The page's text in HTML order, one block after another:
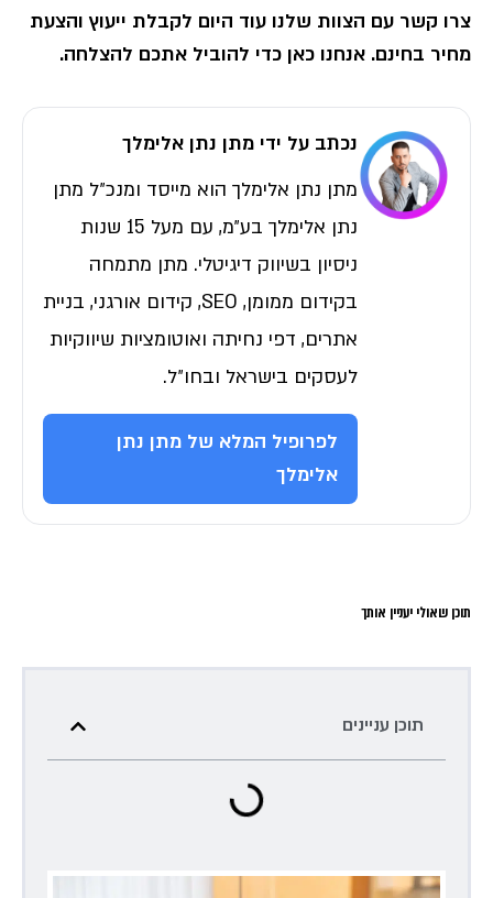
צרו קשר עם הצוות שלנו עוד היום לקבלת ייעוץ והצעת
מחיר בחינם. אנחנו כאן כדי להוביל אתכם להצלחה.
נכתב על ידי מתן נתן אלימלך
מתן נתן אלימלך הוא מייסד ומנכ״ל מתן
נתן אלימלך בע״מ, עם מעל 15 שנות
ניסיון בשיווק דיגיטלי. מתן מתמחה
בקידום ממומן, SEO, קידום אורגני, בניית
אתרים, דפי נחיתה ואוטומציות שיווקיות
לעסקים בישראל ובחו״ל.
לפרופיל המלא של מתן נתן
אלימלך
תוכן שאולי יעניין אותך
תוכן עניינים